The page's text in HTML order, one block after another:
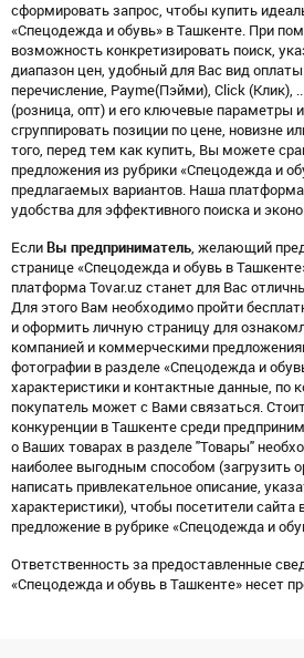
сформировать запрос, чтобы купить
«Спецодежда и обувь» в Ташкенте. При
возможность конкретизировать поиск,
диапазон цен, удобный для Вас вид
перечисление, Payme(Пэйми), Click (Клик),
(розница, опт) и его ключевые параметры
сгруппировать позиции по цене, новизне
того, перед тем как купить, Вы можете
предложения из рубрики «Спецодежда и
предлагаемых вариантов. Наша
удобства для эффективного поиска и
Если Вы предприниматель, желающий
странице «Спецодежда и обувь в
платформа Tovar.uz станет для Вас
Для этого Вам необходимо пройти
и оформить личную страницу для
компанией и коммерческими
фотографии в разделе «Спецодежда и
характеристики и контактные данные, по
покупатель может с Вами связаться.
конкуренции в Ташкенте среди
о Ваших товарах в разделе "Товары"
наиболее выгодным способом (загрузить
написать привлекательное описание,
характеристики), чтобы посетители
предложение в рубрике «Спецодежда и
Ответственность за предоставленные
«Спецодежда и обувь в Ташкенте» несет